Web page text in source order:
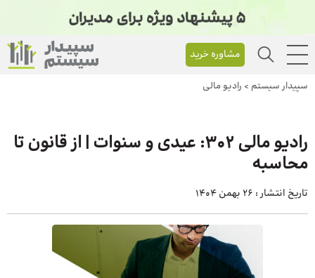
مشاوره خرید
سپیدار سیستم > رادیو مالی
رادیو مالی 302: عیدی و سنوات | از قانون تا
محاسبه
تاریخ انتشار : 26 بهمن 1404